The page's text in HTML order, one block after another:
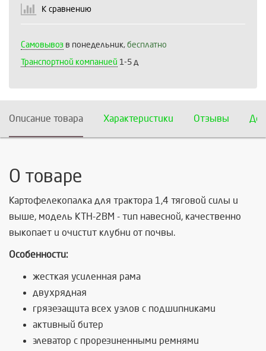
К сравнению
Самовывоз в понедельник, бесплатно
Транспортной компанией 1-5 д
Описание товара Характеристики Отзывы
О товаре
Картофелекопалка для трактора 1,4 тяговой силы и
выше, модель КТН-2ВМ - тип навесной, качественно
выкопает и очистит клубни от почвы.
Особенности:
жесткая усиленная рама
двухрядная
грязезащита всех узлов с подшипниками
активный битер
элеватор с прорезиненными ремнями